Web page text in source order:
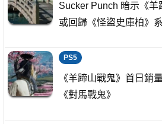
Sucker Punch 暗示《
或回歸《怪盜史庫柏》
PS5
《羊蹄山戰鬼》首日
《對馬戰鬼》